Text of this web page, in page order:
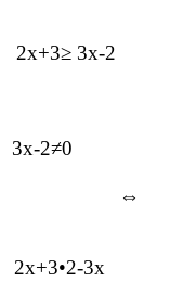
≥3х-2
≠0
⇔
•2-3х